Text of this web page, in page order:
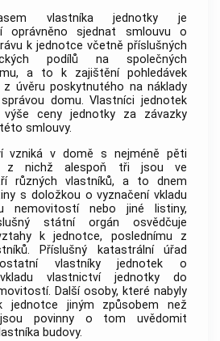
vlastníkajednotky je
oprávněno sjednat smlouvu o
kjednotce včetně příslušných
podílů na společných
, a to k zajištění pohledávek
z úvěru poskytnutého na náklady
domu. Vlastníci jednotek
ceny jednotkyza závazky
smlouvy.
vzniká v domě s nejméně pěti
z nichž alespoň tři jsou ve
různých vlastníků, a to dnem
s doložkou o vyznačení vkladu
nemovitostínebo jiné listiny,
státní orgán osvědčuje
kjednotce, poslednímu z
Příslušný katastrální úřad
vlastníkyjednotek o
vlastnictví jednotkydo
. Další osoby, které nabyly
jednotce jiným způsobem než
jsou povinny o tom uvědomit
budovy.